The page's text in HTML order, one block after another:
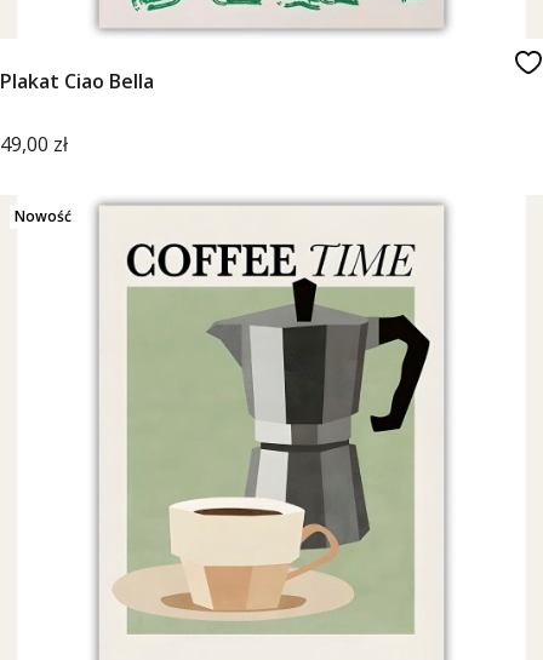
Plakat Ciao Bella
Cena
49,00 zł
Nowość